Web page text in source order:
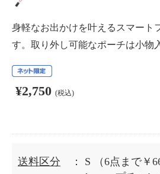
身軽なお出かけを叶えるスマート
す。取り外し可能なポーチは小物
¥2,750 (税込)
送料区分 ： S
（6点まで￥